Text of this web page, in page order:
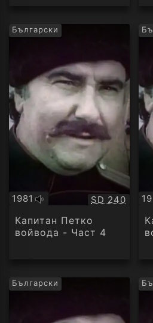
Български
1981
Оригинално
аудио
Качество:
SD 240
Капитан Петко
войвода - Част 4
Български